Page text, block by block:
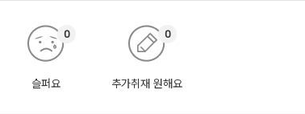
슬퍼요
0
추가취재 원해요
0